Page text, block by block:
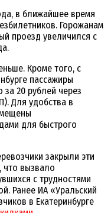
в ближайшее время
Горожанам
проезд увеличился с
Кроме того, с
пассажиры
за 20 рублей через
Для удобства в
для быстрого
закрыли эти
что вызвало
с трудностями
Ранее ИА «Уральский
в Екатеринбурге